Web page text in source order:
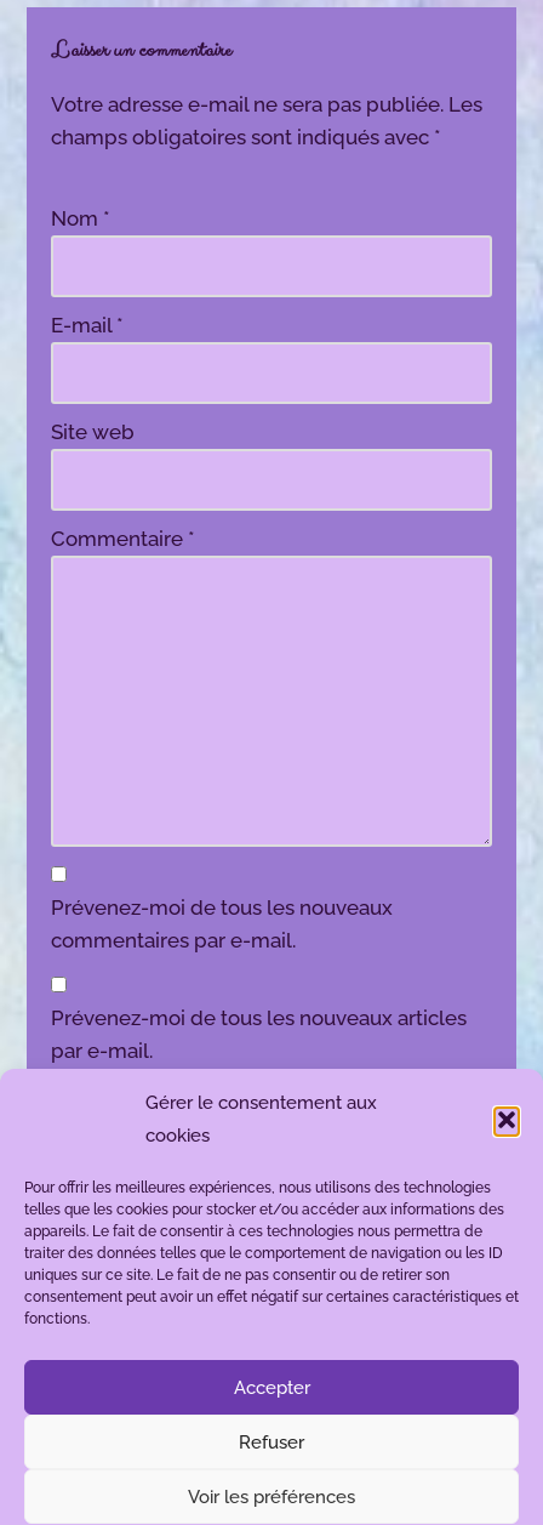
Gérer le consentement aux
cookies
Pour offrir les meilleures expériences, nous utilisons des technologies
telles que les cookies pour stocker et/ou accéder aux informations des
appareils. Le fait de consentir à ces technologies nous permettra de
traiter des données telles que le comportement de navigation ou les ID
uniques sur ce site. Le fait de ne pas consentir ou de retirer son
consentement peut avoir un effet négatif sur certaines caractéristiques et
fonctions.
Accepter
Refuser
Voir les préférences
Laisser un commentaire
Votre adresse e-mail ne sera pas publiée. Les
champs obligatoires sont indiqués avec *
Nom *
E-mail *
Site web
Commentaire *
Prévenez-moi de tous les nouveaux
commentaires par e-mail.
Prévenez-moi de tous les nouveaux articles
par e-mail.